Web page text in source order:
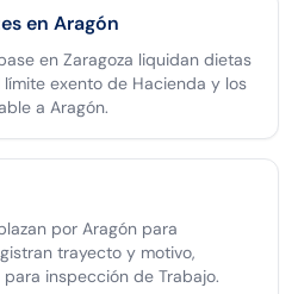
en Aragón
en Zaragoza liquidan dietas
exento de Hacienda y los
a Aragón.
por Aragón para
trayecto y motivo,
inspección de Trabajo.